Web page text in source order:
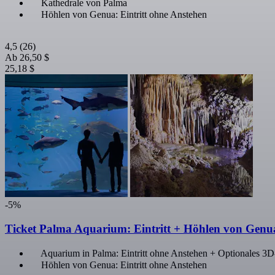
Kathedrale von Palma
Höhlen von Genua: Eintritt ohne Anstehen
4,5 (26)
Ab 26,50 $
25,18 $
-5%
Ticket Palma Aquarium: Eintritt + Höhlen von
Aquarium in Palma: Eintritt ohne Anstehen + Optionales
Höhlen von Genua: Eintritt ohne Anstehen